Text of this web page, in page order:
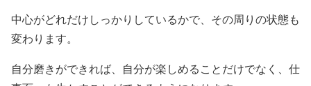
中心がどれだけしっかりしているかで、その周りの状態も
変わります。
自分磨きができれば、自分が楽しめることだけでなく、仕